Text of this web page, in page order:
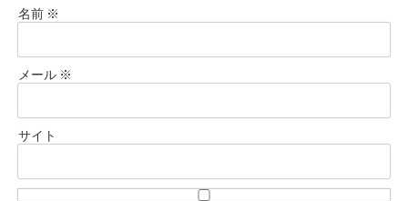
名前 ※
メール ※
サイト